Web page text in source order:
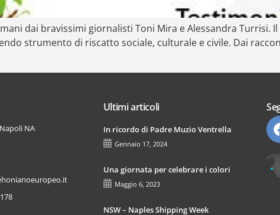
dai bravissimi giornalisti Toni Mira e Alessandra Turrisi.
strumento di riscatto sociale, culturale e civile. Dai
NA
Ultimi articoli
In ricordo di Padre Muzio Ventrella
Gennaio 17, 2024
Una giornata per celebrare i colori
Maggio 6, 2023
NSW – Naples Shipping Week